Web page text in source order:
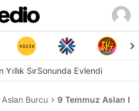
Yıllık SırSonunda Evlendi
Aslan Burcu 9 Temmuz Aslan